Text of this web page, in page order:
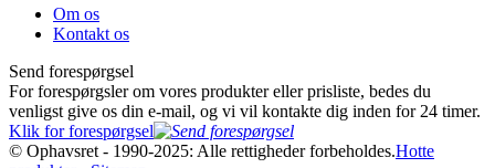
Om os
Kontakt os
Send forespørgsel
For forespørgsler om vores produkter eller prisliste, bedes du
venligst give os din e-mail, og vi vil kontakte dig inden for 24 timer.
Klik for forespørgsel
© Ophavsret - 1990-2025: Alle rettigheder forbeholdes.Hotte